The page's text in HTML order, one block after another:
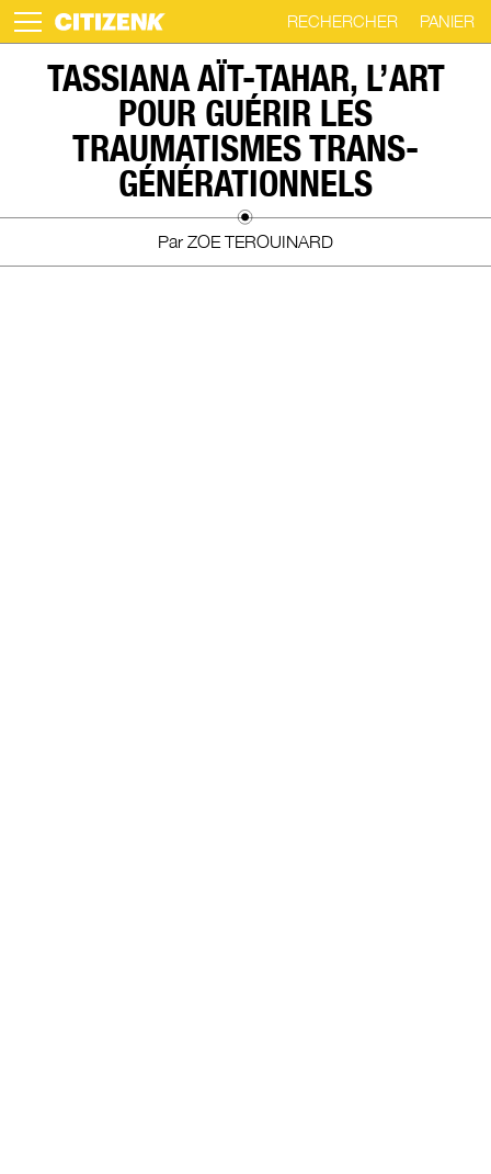
RECHERCHER PANIER
TASSIANA AÏT-TAHAR, L’ART
POUR GUÉRIR LES
TRAUMATISMES TRANS-
GÉNÉRATIONNELS
Par ZOE TEROUINARD